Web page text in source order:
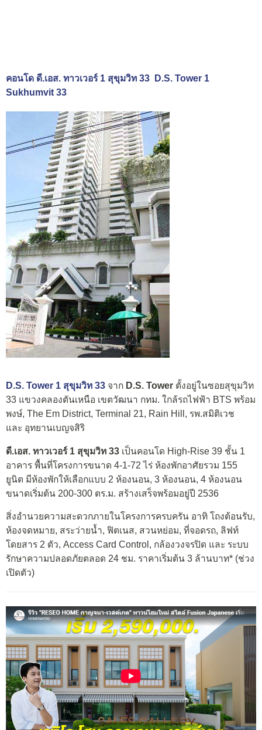
คอนโด ดี.เอส. ทาวเวอร์ 1 สุขุมวิท 33 D.S. Tower 1
Sukhumvit 33
D.S. Tower 1 สุขุมวิท 33 จาก D.S. Tower ตั้งอยู่ในซอยสุขุมวิท
33 แขวงคลองตันเหนือ เขตวัฒนา กทม. ใกล้รถไฟฟ้า BTS พร้อม
พงษ์, The Em District, Terminal 21, Rain Hill, รพ.สมิติเวช
และ อุทยานเบญจสิริ
ดี.เอส. ทาวเวอร์ 1 สุขุมวิท 33 เป็นคอนโด High-Rise 39 ชั้น 1
อาคาร พื้นที่โครงการขนาด 4-1-72 ไร่ ห้องพักอาศัยรวม 155
ยูนิต มีห้องพักให้เลือกแบบ 2 ห้องนอน, 3 ห้องนอน, 4 ห้องนอน
ขนาดเริ่มต้น 200-300 ตร.ม. สร้างเสร็จพร้อมอยู่ปี 2536
สิ่งอำนวยความสะดวกภายในโครงการครบครัน อาทิ โถงต้อนรับ,
ห้องจดหมาย, สระว่ายน้ำ, ฟิตเนส, สวนหย่อม, ที่จอดรถ, ลิฟท์
โดยสาร 2 ตัว, Access Card Control, กล้องวงจรปิด และ ระบบ
รักษาความปลอดภัยตลอด 24 ชม. ราคาเริ่มต้น 3 ล้านบาท* (ช่วง
เปิดตัว)